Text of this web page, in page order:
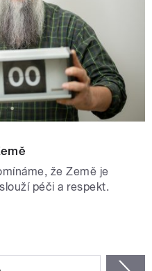
že Země je
péči a respekt.